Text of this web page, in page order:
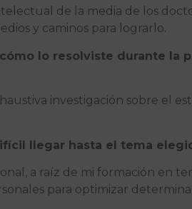
de la media de los
y caminos para lograrlo.
lo resolviste durante la
investigación sobre el
llegar hasta el tema
a raíz de mi formación en
para optimizar